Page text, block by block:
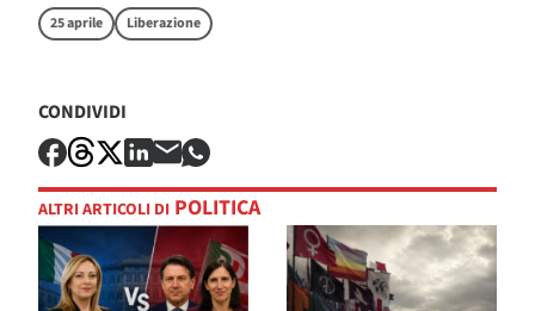
25 aprile Liberazione
CONDIVIDI
ALTRI ARTICOLI DI POLITICA